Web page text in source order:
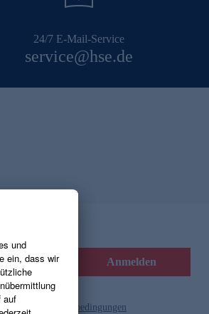
24/7 E-Mail-Service
service@hse.de
Anmelden
und die Gutscheinbedingungen